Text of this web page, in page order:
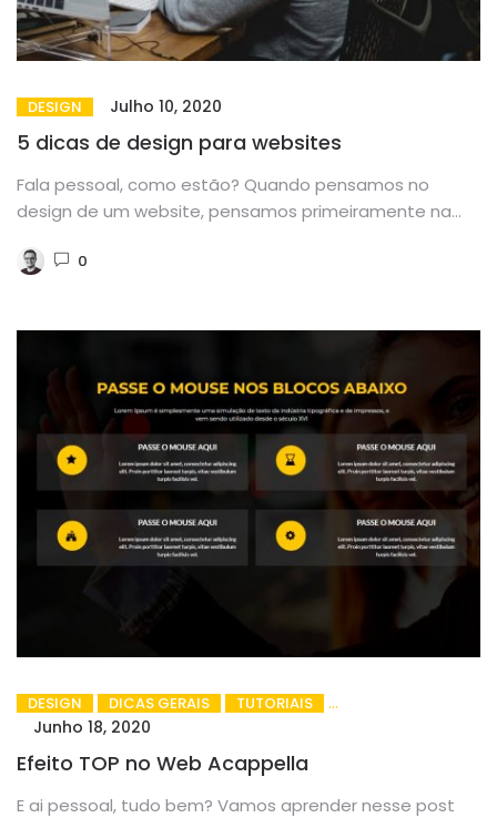
DESIGN Julho 10, 2020
5 dicas de design para websites
Fala pessoal, como estão? Quando pensamos no
design de um website, pensamos primeiramente na
0
DESIGN DICAS GERAIS TUTORIAIS
Junho 18, 2020
Efeito TOP no Web Acappella
E ai pessoal, tudo bem? Vamos aprender nesse post